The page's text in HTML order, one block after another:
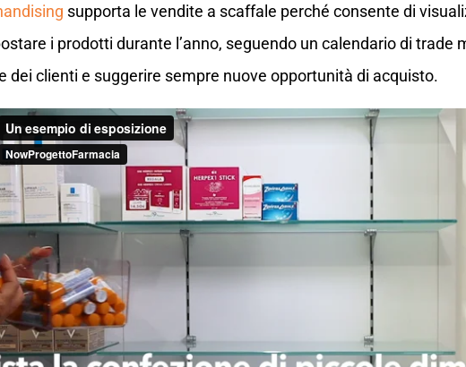
supporta le vendite a scaffale perché consente di
i prodotti durante l’anno, seguendo un calendario di trade
dei clienti e suggerire sempre nuove opportunità di acquisto.